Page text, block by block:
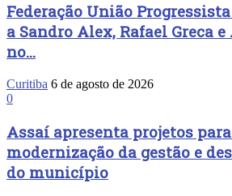
Federação União
a Sandro Alex, Rafael Greca
no...
Curitiba 6 de agosto de 2026
0
Assaí apresenta projetos
modernização da gestão e
do município